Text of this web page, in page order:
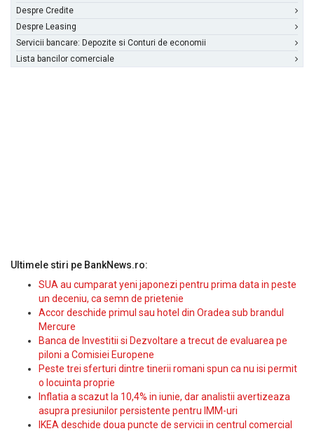
Despre Credite
Despre Leasing
Servicii bancare: Depozite si Conturi de economii
Lista bancilor comerciale
Ultimele stiri pe BankNews.ro:
SUA au cumparat yeni japonezi pentru prima data in peste
un deceniu, ca semn de prietenie
Accor deschide primul sau hotel din Oradea sub brandul
Mercure
Banca de Investitii si Dezvoltare a trecut de evaluarea pe
piloni a Comisiei Europene
Peste trei sferturi dintre tinerii romani spun ca nu isi permit
o locuinta proprie
Inflatia a scazut la 10,4% in iunie, dar analistii avertizeaza
asupra presiunilor persistente pentru IMM-uri
IKEA deschide doua puncte de servicii in centrul comercial